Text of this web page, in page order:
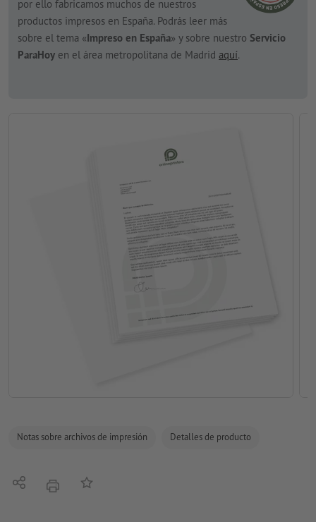
por ello fabricamos muchos de nuestros
productos impresos en España. Podrás leer más
sobre el tema «Impreso en España» y sobre nuestro Servicio
ParaHoy en el área metropolitana de Madrid aquí.
Notas sobre archivos de impresión Detalles de producto
CompartirimprimirAñadir a lista de favoritos